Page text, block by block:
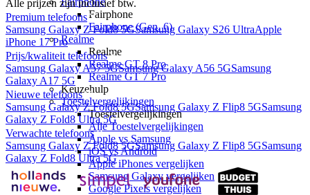
Fairphone
Fairphone (Gen. 6)
Realme
Realme
Realme GT 8 Pro
Realme GT 7 Pro
Keuzehulp
Toestelvergelijkingen
Toestelvergelijkingen
Alle Toestelvergelijkingen
Apple vs Samsung
iOS vs Android
Apple iPhones vergelijken
Samsung Galaxy vergelijken
Google Pixels vergelijken
Alle prijzen zijn inclusief btw.
Premium telefoons
Samsung Galaxy Z Fold8 5GSamsung Galaxy S26 UltraApple
iPhone 17 Pro
Prijs/kwaliteit telefoons
Samsung Galaxy A57 5GSamsung Galaxy A56 5GSamsung
Galaxy A17 5G
Nieuwe telefoons
Samsung Galaxy Z Fold8 5GSamsung Galaxy Z Flip8 5GSamsung
Galaxy Z Fold8 Ultra 5G
Verwachte telefoons
Samsung Galaxy Z Fold8 5GSamsung Galaxy Z Flip8 5GSamsung
Galaxy Z Fold8 Ultra 5G